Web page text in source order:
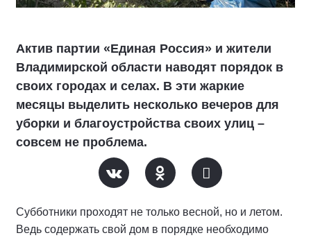
Актив партии «Единая Россия» и жители
Владимирской области наводят порядок в
своих городах и селах. В эти жаркие
месяцы выделить несколько вечеров для
уборки и благоустройства своих улиц –
совсем не проблема.
Субботники проходят не только весной, но и летом.
Ведь содержать свой дом в порядке необходимо